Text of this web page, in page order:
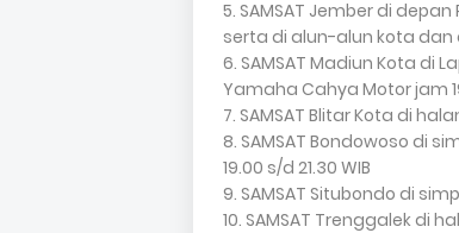
5. SAMSAT Jember di
serta di alun-alun kota dan
6. SAMSAT Madiun Kota di
Yamaha Cahya Motor jam
7. SAMSAT Blitar Kota di
8. SAMSAT Bondowoso di
19.00 s/d 21.30 WIB
9. SAMSAT Situbondo di
10. SAMSAT Trenggalek di